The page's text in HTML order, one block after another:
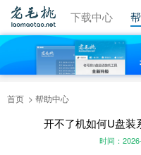
视频教程 下载中心
首页 帮助中心
开不了机如何U盘装
时间：